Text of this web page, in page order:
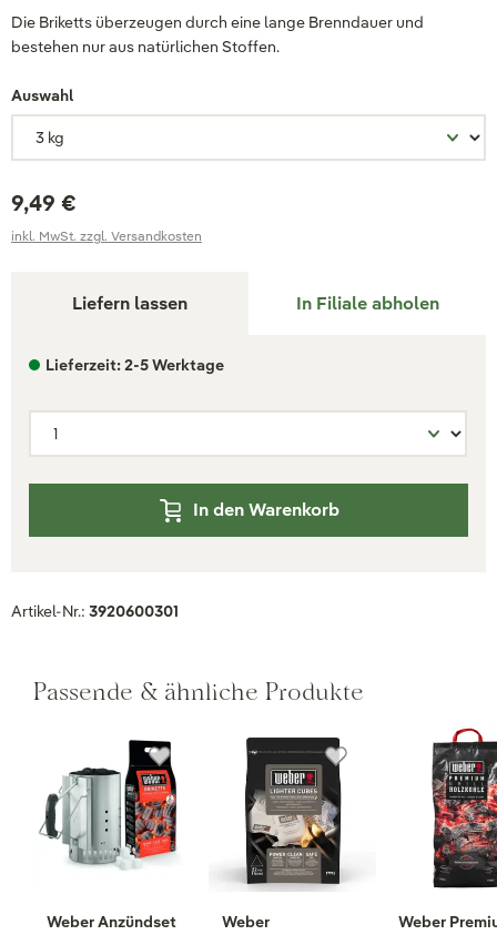
Die Briketts überzeugen durch eine lange Brenndauer und
bestehen nur aus natürlichen Stoffen.
Auswahl
9,49 €
inkl. MwSt. zzgl. Versandkosten
Liefern lassen In Filiale abholen
Lieferzeit: 2-5 Werktage
In den Warenkorb
Artikel-Nr.: 3920600301
Passende & ähnliche Produkte
Weber Anzündset
Weber
Weber